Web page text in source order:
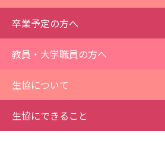
卒業予定の方へ
教員・大学職員の方へ
生協について
生協にできること